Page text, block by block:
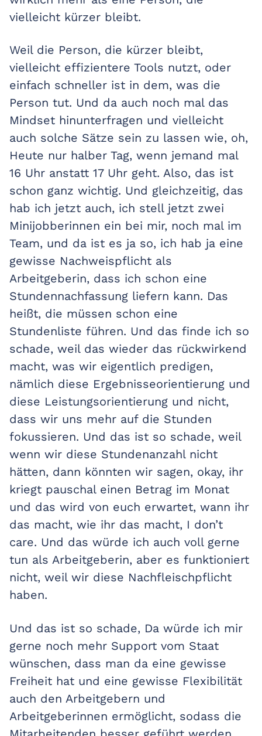
vielleicht kürzer bleibt.
Weil die Person, die kürzer bleibt,
vielleicht effizientere Tools nutzt, oder
einfach schneller ist in dem, was die
Person tut. Und da auch noch mal das
Mindset hinunterfragen und vielleicht
auch solche Sätze sein zu lassen wie, oh,
Heute nur halber Tag, wenn jemand mal
16 Uhr anstatt 17 Uhr geht. Also, das ist
schon ganz wichtig. Und gleichzeitig, das
hab ich jetzt auch, ich stell jetzt zwei
Minijobberinnen ein bei mir, noch mal im
Team, und da ist es ja so, ich hab ja eine
gewisse Nachweispflicht als
Arbeitgeberin, dass ich schon eine
Stundennachfassung liefern kann. Das
heißt, die müssen schon eine
Stundenliste führen. Und das finde ich so
schade, weil das wieder das rückwirkend
macht, was wir eigentlich predigen,
nämlich diese Ergebnisseorientierung und
diese Leistungsorientierung und nicht,
dass wir uns mehr auf die Stunden
fokussieren. Und das ist so schade, weil
wenn wir diese Stundenanzahl nicht
hätten, dann könnten wir sagen, okay, ihr
kriegt pauschal einen Betrag im Monat
und das wird von euch erwartet, wann ihr
das macht, wie ihr das macht, I don’t
care. Und das würde ich auch voll gerne
tun als Arbeitgeberin, aber es funktioniert
nicht, weil wir diese Nachfleischpflicht
haben.
Und das ist so schade, Da würde ich mir
gerne noch mehr Support vom Staat
wünschen, dass man da eine gewisse
Freiheit hat und eine gewisse Flexibilität
auch den Arbeitgebern und
Arbeitgeberinnen ermöglicht, sodass die